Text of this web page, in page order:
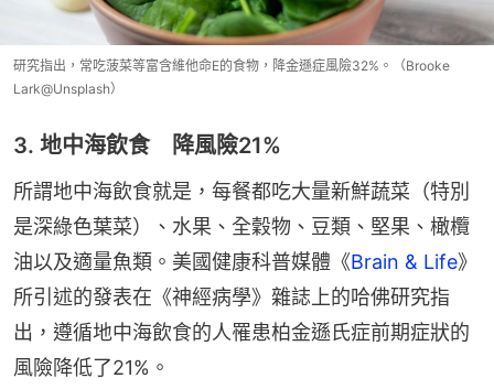
研究指出，常吃菠菜等富含維他命E的食物，降金遜症風險32%。（Brooke
Lark@Unsplash）
3. 地中海飲食 降風險21%
所謂地中海飲食就是，每餐都吃大量新鮮蔬菜（特別
是深綠色葉菜）、水果、全穀物、豆類、堅果、橄欖
油以及適量魚類。美國健康科普媒體《Brain & Life》
所引述的發表在《神經病學》雜誌上的哈佛研究指
出，遵循地中海飲食的人罹患柏金遜氏症前期症狀的
風險降低了21%。